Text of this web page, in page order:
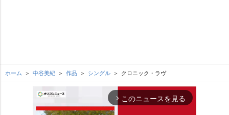
ホーム 中谷美紀 作品 シングル クロニック・ラヴ
arrow_forward_ios このニュースを見る